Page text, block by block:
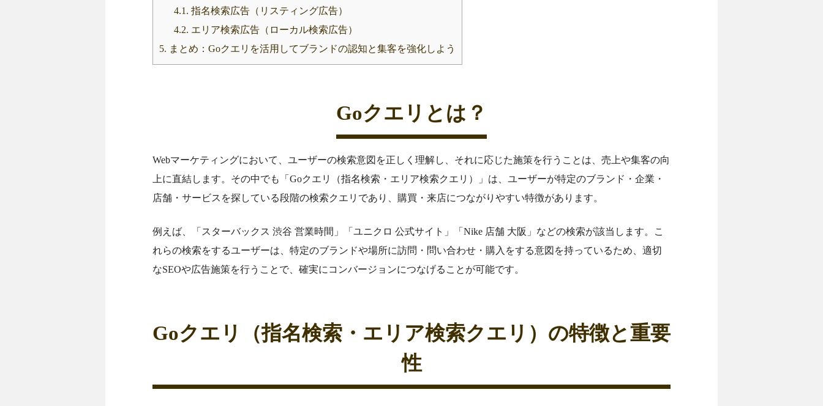
4.1. 指名検索広告（リスティング広告）
4.2. エリア検索広告（ローカル検索広告）
5. まとめ：Goクエリを活用してブランドの認知と集客を強化しよう
Goクエリとは？
Webマーケティングにおいて、ユーザーの検索意図を正しく理解し、それに応じた施策を行うことは、売上や集客の向
上に直結します。その中でも「Goクエリ（指名検索・エリア検索クエリ）」は、ユーザーが特定のブランド・企業・
店舗・サービスを探している段階の検索クエリであり、購買・来店につながりやすい特徴があります。
例えば、「スターバックス 渋谷 営業時間」「ユニクロ 公式サイト」「Nike 店舗 大阪」などの検索が該当します。こ
れらの検索をするユーザーは、特定のブランドや場所に訪問・問い合わせ・購入をする意図を持っているため、適切
なSEOや広告施策を行うことで、確実にコンバージョンにつなげることが可能です。
Goクエリ（指名検索・エリア検索クエリ）の特徴と重要
性